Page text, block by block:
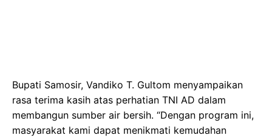
Bupati Samosir, Vandiko T. Gultom menyampaikan
rasa terima kasih atas perhatian TNI AD dalam
membangun sumber air bersih. “Dengan program ini,
masyarakat kami dapat menikmati kemudahan